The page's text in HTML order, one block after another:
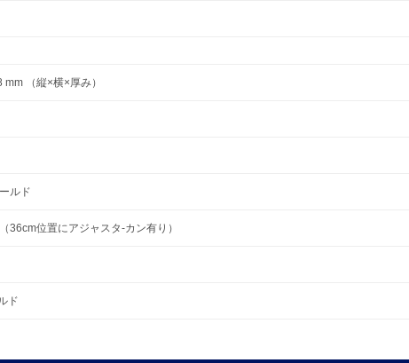
（縦×横×厚み）
ルド
36cm位置にアジャスタ-カン有り）
ド